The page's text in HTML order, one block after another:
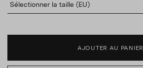
Sélectionner la taille (EU)
AJOUTER AU PANIER